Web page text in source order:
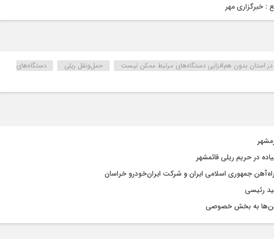
: خبرگزاری مهر
استان بدون هم‌افزایی دستگاه‌های مرتبط ممکن نیست حمل‌ونقل ریلی
دستگاه‌های
در حریم ریلی قائمشهر
جمهوری اسلامی ایران و شرکت ایران‌خودرو خراسان
رئیسی
به بخش خصوصی